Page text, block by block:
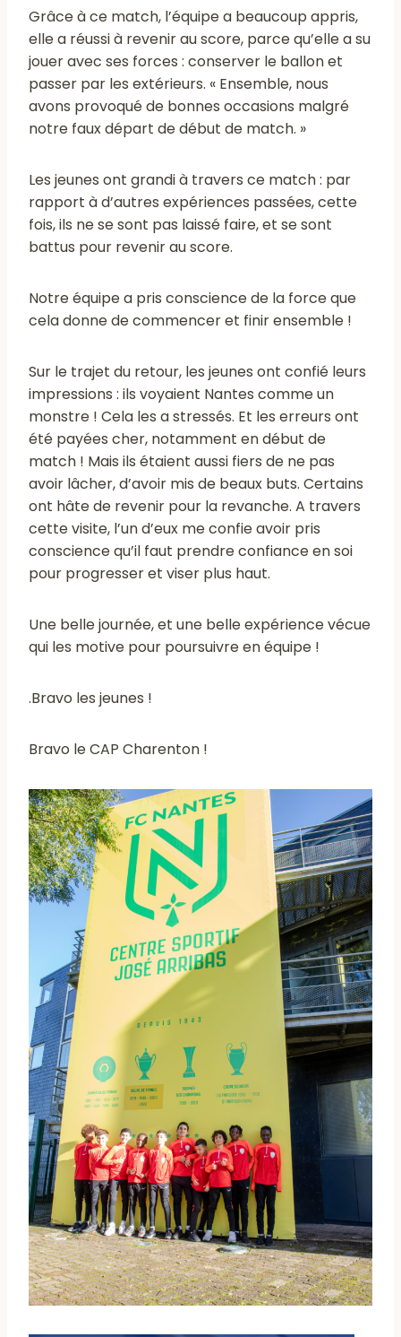
Grâce à ce match, l’équipe a beaucoup appris,
elle a réussi à revenir au score, parce qu’elle a su
jouer avec ses forces : conserver le ballon et
passer par les extérieurs. « Ensemble, nous
avons provoqué de bonnes occasions malgré
notre faux départ de début de match. »
Les jeunes ont grandi à travers ce match : par
rapport à d’autres expériences passées, cette
fois, ils ne se sont pas laissé faire, et se sont
battus pour revenir au score.
Notre équipe a pris conscience de la force que
cela donne de commencer et finir ensemble !
Sur le trajet du retour, les jeunes ont confié leurs
impressions : ils voyaient Nantes comme un
monstre ! Cela les a stressés. Et les erreurs ont
été payées cher, notamment en début de
match ! Mais ils étaient aussi fiers de ne pas
avoir lâcher, d’avoir mis de beaux buts. Certains
ont hâte de revenir pour la revanche. A travers
cette visite, l’un d’eux me confie avoir pris
conscience qu’il faut prendre confiance en soi
pour progresser et viser plus haut.
Une belle journée, et une belle expérience vécue
qui les motive pour poursuivre en équipe !
.Bravo les jeunes !
Bravo le CAP Charenton !